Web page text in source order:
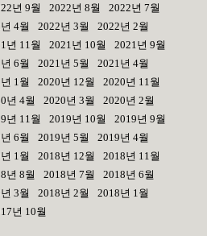
년 9월 2022년 8월
2022년 7월
4월 2022년 3월
2022년 2월
년 11월 2021년 10월
2021년 9월
6월 2021년 5월
2021년 4월
1월 2020년 12월
2020년 11월
년 4월 2020년 3월
2020년 2월
년 11월 2019년 10월
2019년 9월
6월 2019년 5월
2019년 4월
1월 2018년 12월
2018년 11월
년 8월 2018년 7월
2018년 6월
3월 2018년 2월
2018년 1월
년 10월